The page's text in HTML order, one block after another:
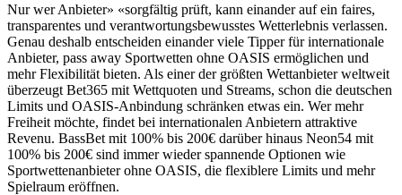
Nur wer Anbieter» «sorgfältig prüft, kann einander auf ein faires,
transparentes und verantwortungsbewusstes Wetterlebnis verlassen.
Genau deshalb entscheiden einander viele Tipper für internationale
Anbieter, pass away Sportwetten ohne OASIS ermöglichen und
mehr Flexibilität bieten. Als einer der größten Wettanbieter weltweit
überzeugt Bet365 mit Wettquoten und Streams, schon die deutschen
Limits und OASIS-Anbindung schränken etwas ein. Wer mehr
Freiheit möchte, findet bei internationalen Anbietern attraktive
Revenu. BassBet mit 100% bis 200€ darüber hinaus Neon54 mit
100% bis 200€ sind immer wieder spannende Optionen wie
Sportwettenanbieter ohne OASIS, die flexiblere Limits und mehr
Spielraum eröffnen.